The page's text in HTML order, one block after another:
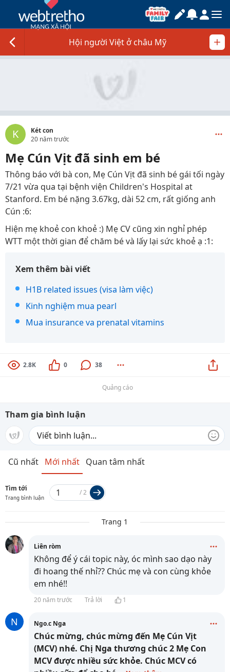
Hội người Việt ở châu Mỹ
K
Két con
20 năm trước
Mẹ Cún Vịt đã sinh em bé
Thông báo với bà con, Mẹ Cún Vịt đã sinh bé gái tối ngày
7/21 vừa qua tại bệnh viện Children's Hospital at
Stanford. Em bé nặng 3.67kg, dài 52 cm, rất giống anh
Cún :6:
Hiện mẹ khoẻ con khoẻ :) Mẹ CV cũng xin nghỉ phép
WTT một thời gian để chăm bé và lấy lại sức khoẻ ạ :1:
Xem thêm bài viết
H1B related issues (visa làm việc)
Kinh nghiệm mua pearl
Mua insurance va prenatal vitamins
2.8K 0 38
Quảng cáo
Tham gia bình luận
Cũ nhất Mới nhất Quan tâm nhất
Tìm tới
Trang bình luận
/2
Trang 1
Liên ròm
Không để ý cái topic này, óc mình sao dạo này
đi hoang thế nhỉ?? Chúc mẹ và con cùng khỏe
em nhé!!
20 năm trước Trả lời 1
N Ngo.c Nga
Chúc mừng, chúc mừng đến Mẹ Cún Vịt
(MCV) nhé. Chị Nga thương chúc 2 Mẹ Con
MCV được nhiều sức khỏe. Chúc MCV có